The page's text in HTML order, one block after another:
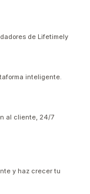
de Lifetimely
inteligente.
al cliente, 24/7
y haz crecer tu